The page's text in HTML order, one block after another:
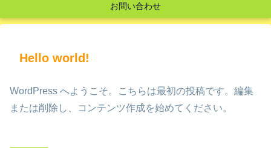
お問い合わせ
Hello world!
WordPress へようこそ。こちらは最初の投稿です。編集
または削除し、コンテンツ作成を始めてください。